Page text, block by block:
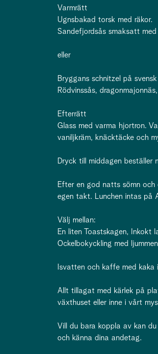
Varmrätt
Ugnsbakad torsk med räkor.
Sandefjordsås smaksatt
eller
Bryggans schnitzel på
Rödvinssås,
Efterrätt
Glass med varma hjortron.
vaniljkräm, knäcktäcke och
Dryck till middagen beställer
Efter en god natts sömn
egen takt. Lunchen intas på
Välj mellan:
En liten Toastskagen,
Ockelbokyckling med
Isvatten och kaffe med kaka
Allt tillagat med kärlek på
växthuset eller inne i vårt
Vill du bara koppla av kan
och känna dina andetag.